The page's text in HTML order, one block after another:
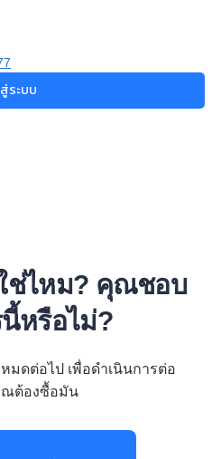
สู่ระบบ
ช่ไหม? คุณชอบ
หรือไม่?
มดต่อไป เพื่อดำเนินการต่อ
ณต้องซื้อมัน